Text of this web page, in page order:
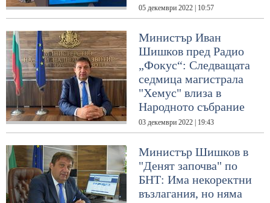
05 декември 2022 | 10:57
Министър Иван
Шишков пред Радио
„Фокус“: Следващата
седмица магистрала
"Хемус" влиза в
Народното събрание
03 декември 2022 | 19:43
Министър Шишков в
"Денят започва" по
БНТ: Има некоректни
възлагания, но няма